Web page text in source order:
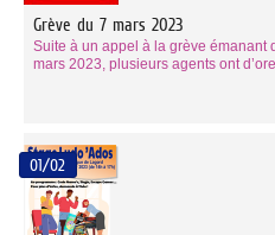
Grève du 7 mars 2023
Suite à un appel à la grève émanant
mars 2023, plusieurs agents ont
01/02